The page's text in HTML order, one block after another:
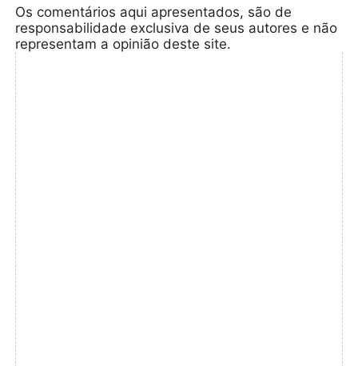
Os comentários aqui apresentados, são de
responsabilidade exclusiva de seus autores e não
representam a opinião deste site.